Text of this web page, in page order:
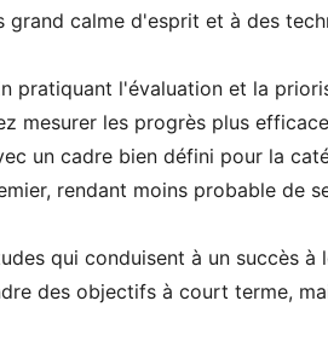
calme d'esprit et à des
pratiquant l'évaluation et la
mesurer les progrès plus
un cadre bien défini pour la
rendant moins probable de
qui conduisent à un succès à
des objectifs à court terme,